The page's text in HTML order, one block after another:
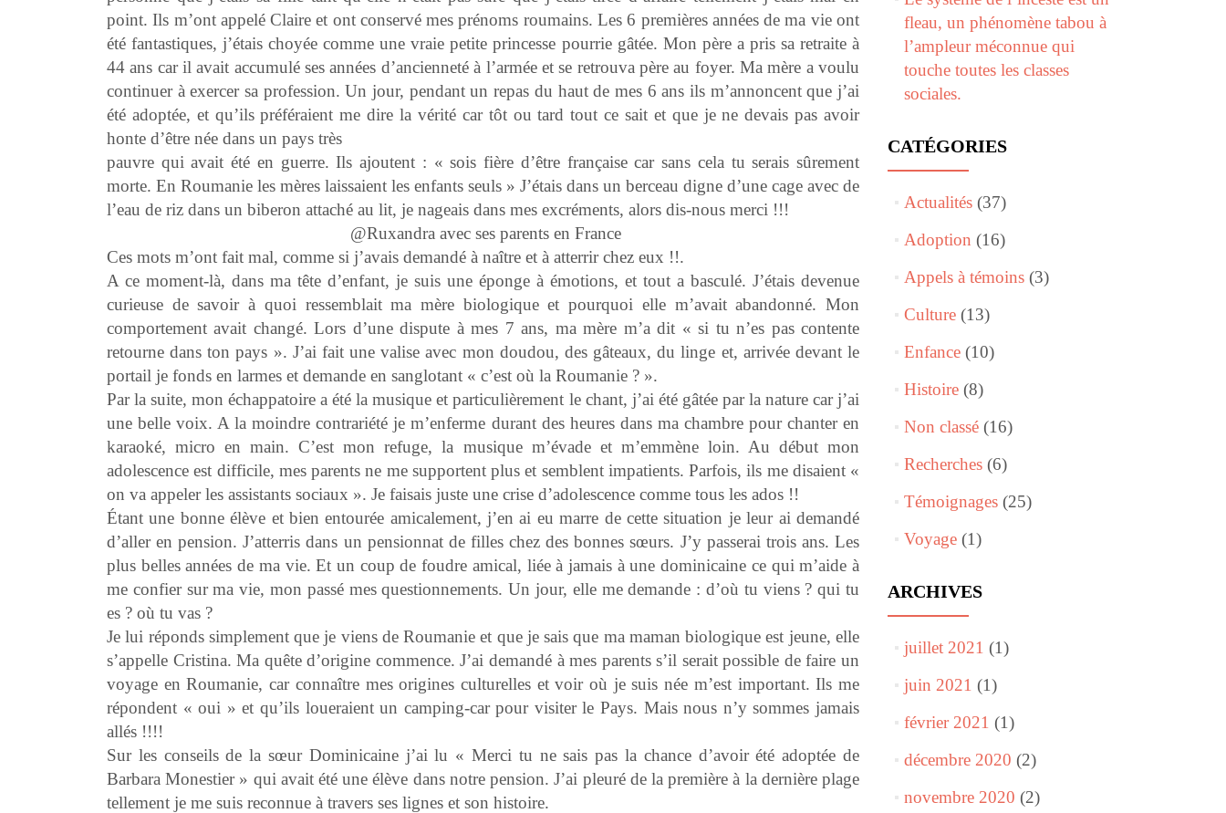
point. Ils m’ont appelé Claire et ont conservé mes prénoms roumains. Les 6 premières années de ma vie ont
été fantastiques, j’étais choyée comme une vraie petite princesse pourrie gâtée. Mon père a pris sa retraite à
44 ans car il avait accumulé ses années d’ancienneté à l’armée et se retrouva père au foyer. Ma mère a voulu
continuer à exercer sa profession. Un jour, pendant un repas du haut de mes 6 ans ils m’annoncent que j’ai
été adoptée, et qu’ils préféraient me dire la vérité car tôt ou tard tout ce sait et que je ne devais pas avoir
honte d’être née dans un pays très
pauvre qui avait été en guerre. Ils ajoutent : « sois fière d’être française car sans cela tu serais sûrement
morte. En Roumanie les mères laissaient les enfants seuls » J’étais dans un berceau digne d’une cage avec de
l’eau de riz dans un biberon attaché au lit, je nageais dans mes excréments, alors dis-nous merci !!!
@Ruxandra avec ses parents en France
Ces mots m’ont fait mal, comme si j’avais demandé à naître et à atterrir chez eux !!.
A ce moment-là, dans ma tête d’enfant, je suis une éponge à émotions, et tout a basculé. J’étais devenue
curieuse de savoir à quoi ressemblait ma mère biologique et pourquoi elle m’avait abandonné. Mon
comportement avait changé. Lors d’une dispute à mes 7 ans, ma mère m’a dit « si tu n’es pas contente
retourne dans ton pays ». J’ai fait une valise avec mon doudou, des gâteaux, du linge et, arrivée devant le
portail je fonds en larmes et demande en sanglotant « c’est où la Roumanie ? ».
Par la suite, mon échappatoire a été la musique et particulièrement le chant, j’ai été gâtée par la nature car j’ai
une belle voix. A la moindre contrariété je m’enferme durant des heures dans ma chambre pour chanter en
karaoké, micro en main. C’est mon refuge, la musique m’évade et m’emmène loin. Au début mon
adolescence est difficile, mes parents ne me supportent plus et semblent impatients. Parfois, ils me disaient «
on va appeler les assistants sociaux ». Je faisais juste une crise d’adolescence comme tous les ados !!
Étant une bonne élève et bien entourée amicalement, j’en ai eu marre de cette situation je leur ai demandé
d’aller en pension. J’atterris dans un pensionnat de filles chez des bonnes sœurs. J’y passerai trois ans. Les
plus belles années de ma vie. Et un coup de foudre amical, liée à jamais à une dominicaine ce qui m’aide à
me confier sur ma vie, mon passé mes questionnements. Un jour, elle me demande : d’où tu viens ? qui tu
es ? où tu vas ?
Je lui réponds simplement que je viens de Roumanie et que je sais que ma maman biologique est jeune, elle
s’appelle Cristina. Ma quête d’origine commence. J’ai demandé à mes parents s’il serait possible de faire un
voyage en Roumanie, car connaître mes origines culturelles et voir où je suis née m’est important. Ils me
répondent « oui » et qu’ils loueraient un camping-car pour visiter le Pays. Mais nous n’y sommes jamais
allés !!!!
Sur les conseils de la sœur Dominicaine j’ai lu « Merci tu ne sais pas la chance d’avoir été adoptée de
Barbara Monestier » qui avait été une élève dans notre pension. J’ai pleuré de la première à la dernière plage
tellement je me suis reconnue à travers ses lignes et son histoire.
fleau, un phénomène tabou à
l’ampleur méconnue qui
touche toutes les classes
sociales.
CATÉGORIES
Actualités(37)
Adoption (16)
Appels à témoins(3)
Culture(13)
Enfance(10)
Histoire(8)
Non classé(16)
Recherches(6)
Témoignages(25)
Voyage(1)
ARCHIVES
juillet 2021 (1)
juin 2021 (1)
février 2021 (1)
décembre 2020 (2)
novembre 2020 (2)